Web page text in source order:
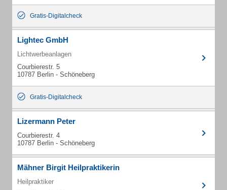
Gratis-Digitalcheck
Lightec GmbH
Lichtwerbeanlagen
Courbierestr. 5
10787 Berlin - Schöneberg
Gratis-Digitalcheck
Lizermann Peter
Courbierestr. 4
10787 Berlin - Schöneberg
Mähner Birgit Heilpraktikerin
Heilpraktiker